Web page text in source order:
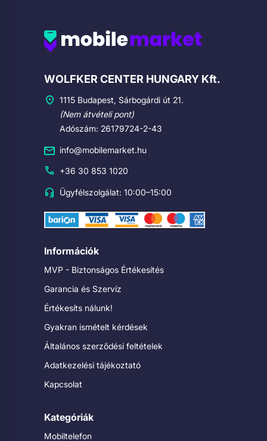
Cégadatok
WOLFKER CENTER HUNGARY Kft.
1115 Budapest, Sárbogárdi út 21.
(Nem átvételi pont)
Adószám: 26179724-2-43
info@mobilemarket.hu
+36 30 853 1020
Ügyfélszolgálat: 10:00–15:00
Információk
MVP - Biztonságos Értékesítés
Garancia és Szervíz
Értékesíts nálunk!
Gyakran ismételt kérdések
Általános szerződési feltételek
Adatkezelési tájékoztató
Kapcsolat
Kategóriák
Mobiltelefon